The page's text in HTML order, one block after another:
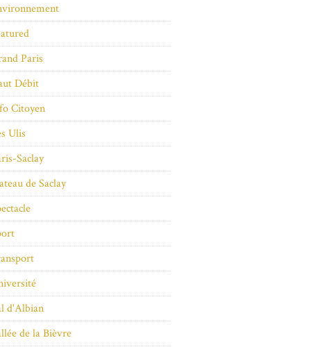
Paris
Débit
Citoyen
Ulis
Saclay
de Saclay
d'Albian
de la Bièvre